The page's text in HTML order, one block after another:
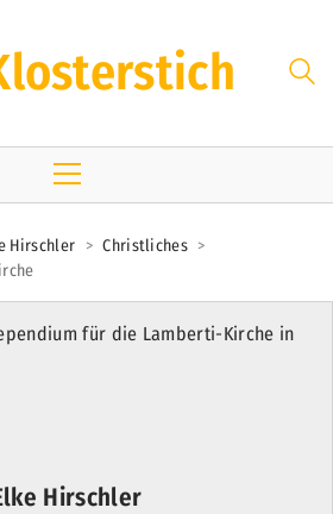
Hirschler > Christliches >
Hirschler